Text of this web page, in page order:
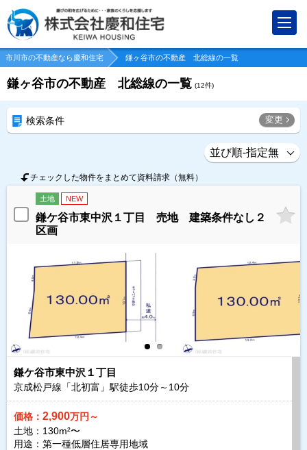
市川市の不動産なら慶和住宅 鎌ヶ谷市の不動産 北総線の一覧
鎌ヶ谷市の不動産 北総線の一覧 (12件)
検索条件 変更
チェックした物件をまとめて資料請求（無料）
土地 NEW
鎌ケ谷市東中沢１丁目 売地 建築条件なし２
区画
鎌ケ谷市東中沢１丁目
京成松戸線「北初富」駅徒歩10分～ 10分
価格： 2,900万円～
土地：130m²〜
用途：第一種低層住居専用地域